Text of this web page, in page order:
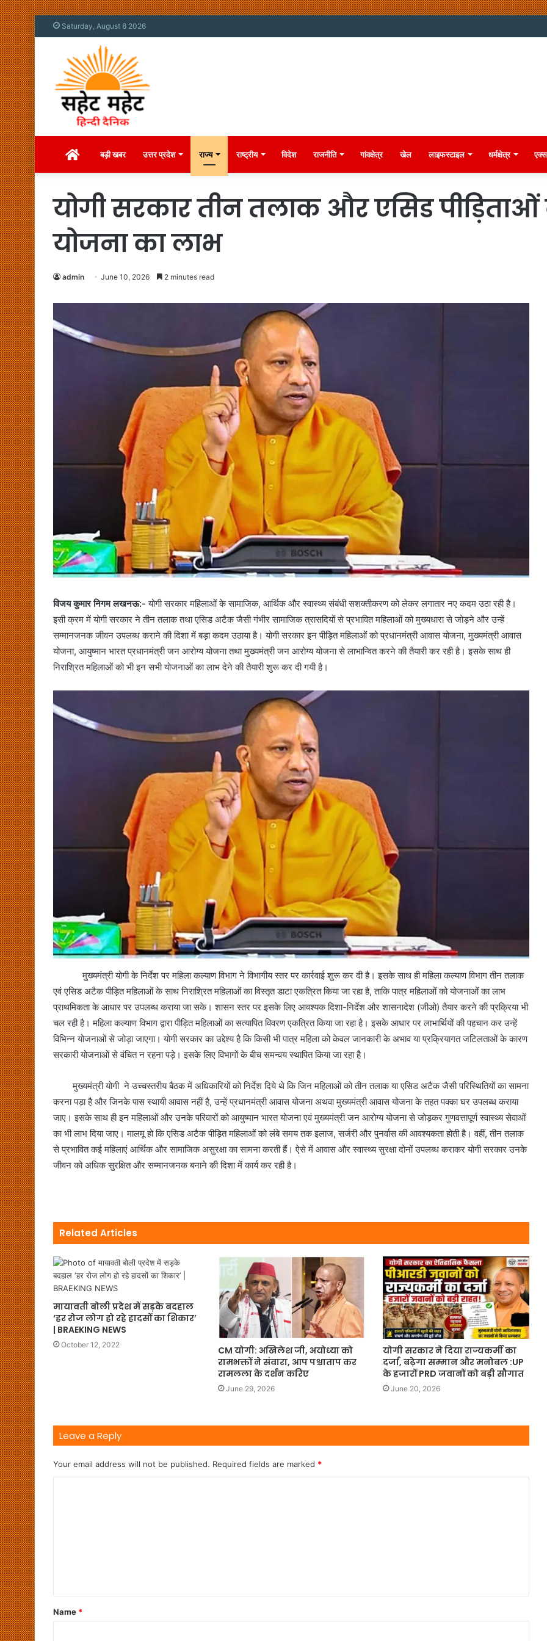
Saturday, August 8 2026
Homeबड़ी खबर उत्तर प्रदेश राज्य राष्ट्रीय विदेश राजनीति गांवक्षेत्र खेल लाइफस्टाइल धर्मक्षेत्र
योगी सरकार तीन तलाक और एसिड
योजना का लाभ
admin June 10, 2026 2 minutes read
विजय कुमार निगम लखनऊ:-योगी सरकार महिलाओं के सामाजिक, आर्थिक और स्वास्थ्य संबंधी सशक्तीकरण को लेकर लगातार नए कदम उठा रही है।
इसी क्रम में योगी सरकार ने तीन तलाक तथा एसिड अटैक जैसी गंभीर सामाजिक त्रासदियों से प्रभावित महिलाओं को मुख्यधारा से जोड़ने और उन्हें
सम्मानजनक जीवन उपलब्ध कराने की दिशा में बड़ा कदम उठाया है। योगी सरकार इन पीड़ित महिलाओं को प्रधानमंत्री आवास योजना, मुख्यमंत्री आवास
योजना, आयुष्मान भारत प्रधानमंत्री जन आरोग्य योजना तथा मुख्यमंत्री जन आरोग्य योजना से लाभान्वित करने की तैयारी कर रही है। इसके साथ ही
निराश्रित महिलाओं को भी इन सभी योजनाओं का लाभ देने की तैयारी शुरू कर दी गयी है।
मुख्यमंत्री योगी के निर्देश पर महिला कल्याण विभाग ने विभागीय स्तर पर कार्रवाई शुरू कर दी है। इसके साथ ही महिला कल्याण विभाग तीन तलाक
एवं एसिड अटैक पीड़ित महिलाओं के साथ निराश्रित महिलाओं का विस्तृत डाटा एकत्रित किया जा रहा है, ताकि पात्र महिलाओं को योजनाओं का लाभ
प्राथमिकता के आधार पर उपलब्ध कराया जा सके। शासन स्तर पर इसके लिए आवश्यक दिशा-निर्देश और शासनादेश (जीओ) तैयार करने की प्रक्रिया भी
चल रही है। महिला कल्याण विभाग द्वारा पीड़ित महिलाओं का सत्यापित विवरण एकत्रित किया जा रहा है। इसके आधार पर लाभार्थियों की पहचान कर उन्हें
विभिन्न योजनाओं से जोड़ा जाएगा। योगी सरकार का उद्देश्य है कि किसी भी पात्र महिला को केवल जानकारी के अभाव या प्रक्रियागत जटिलताओं के कारण
सरकारी योजनाओं से वंचित न रहना पड़े। इसके लिए विभागों के बीच समन्वय स्थापित किया जा रहा है।
मुख्यमंत्री योगी ने उच्चस्तरीय बैठक में अधिकारियों को निर्देश दिये थे कि जिन महिलाओं को तीन तलाक या एसिड अटैक जैसी परिस्थितियों का सामना
करना पड़ा है और जिनके पास स्थायी आवास नहीं है, उन्हें प्रधानमंत्री आवास योजना अथवा मुख्यमंत्री आवास योजना के तहत पक्का घर उपलब्ध कराया
जाए। इसके साथ ही इन महिलाओं और उनके परिवारों को आयुष्मान भारत योजना एवं मुख्यमंत्री जन आरोग्य योजना से जोड़कर गुणवत्तापूर्ण स्वास्थ्य सेवाओं
का भी लाभ दिया जाए। मालमू हो कि एसिड अटैक पीड़ित महिलाओं को लंबे समय तक इलाज, सर्जरी और पुनर्वास की आवश्यकता होती है। वहीं, तीन तलाक
से प्रभावित कई महिलाएं आर्थिक और सामाजिक असुरक्षा का सामना करती हैं। ऐसे में आवास और स्वास्थ्य सुरक्षा दोनों उपलब्ध कराकर योगी सरकार उनके
जीवन को अधिक सुरक्षित और सम्मानजनक बनाने की दिशा में कार्य कर रही है।
Related Articles
मायावती बोली प्रदेश में सड़के बदहाल
‘हर रोज लोग हो रहे हादसों का शिकार’
| BRAEKING NEWS
October 12, 2022
CM योगी: अखिलेश जी, अयोध्या को
रामभक्तों ने संवारा, आप पश्चाताप कर
रामलला के दर्शन करिए
June 29, 2026
योगी सरकार ने दिया राज्यकर्मी का
दर्जा, बढ़ेगा सम्मान और मनोबल :UP
के हजारों PRD जवानों को बड़ी सौगात
June 20, 2026
Leave a Reply
Your email address will not be published. Required fields are marked *
Name *